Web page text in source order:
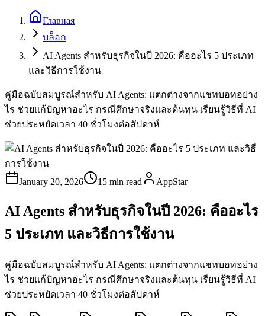
Главная
บล็อก
AI Agents สำหรับธุรกิจในปี 2026: คืออะไร 5 ประเภท
และวิธีการใช้งาน
คู่มือฉบับสมบูรณ์สำหรับ AI Agents: แตกต่างจากแชทบอทอย่าง
ไร ช่วยแก้ปัญหาอะไร กรณีศึกษาจริงและต้นทุน เรียนรู้วิธีที่ AI
ช่วยประหยัดเวลา 40 ชั่วโมงต่อสัปดาห์
January 20, 2026 15 min read AppStar
AI Agents สำหรับธุรกิจในปี 2026: คืออะไร
5 ประเภท และวิธีการใช้งาน
คู่มือฉบับสมบูรณ์สำหรับ AI Agents: แตกต่างจากแชทบอทอย่าง
ไร ช่วยแก้ปัญหาอะไร กรณีศึกษาจริงและต้นทุน เรียนรู้วิธีที่ AI
ช่วยประหยัดเวลา 40 ชั่วโมงต่อสัปดาห์